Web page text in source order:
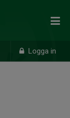
Logga in